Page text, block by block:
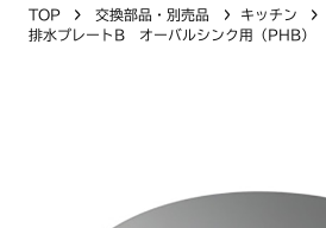
TOP 交換部品・別売品 キッチン
排水プレートB オーバルシンク用（PHB）